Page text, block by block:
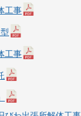
工事
工事